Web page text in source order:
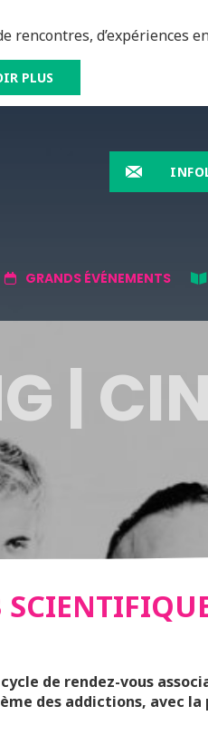
rencontres, d’expériences
PLUS
GRANDS ÉVÉNEMENTS
|
de rendez-vous
des addictions, avec